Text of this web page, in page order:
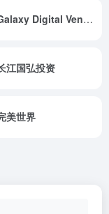
Galaxy Digital Ventures
江国弘投资
美世界